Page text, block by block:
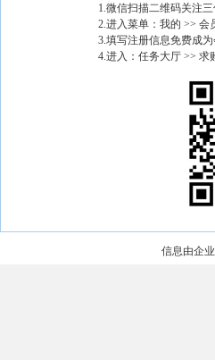
1.微信扫描二维码关注
2.进入菜单：我的 >> 会
3.填写注册信息免费成为
4.进入：任务大厅 >> 求
信息由企